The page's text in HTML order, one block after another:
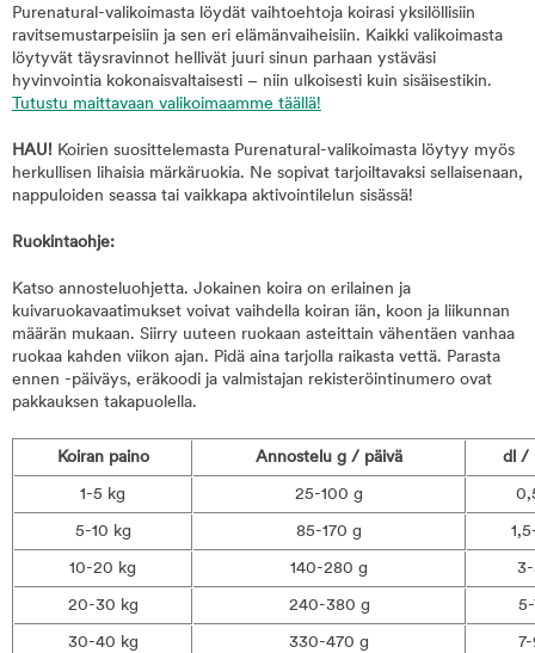
Purenatural-valikoimasta löydät vaihtoehtoja koirasi yksilöllisiin
ravitsemustarpeisiin ja sen eri elämänvaiheisiin. Kaikki valikoimasta
löytyvät täysravinnot hellivät juuri sinun parhaan ystäväsi
hyvinvointia kokonaisvaltaisesti – niin ulkoisesti kuin sisäisestikin.
Tutustu maittavaan valikoimaamme täällä!
HAU! Koirien suosittelemasta Purenatural-valikoimasta löytyy myös
herkullisen lihaisia märkäruokia. Ne sopivat tarjoiltavaksi sellaisenaan,
nappuloiden seassa tai vaikkapa aktivointilelun sisässä!
Ruokintaohje:
Katso annosteluohjetta. Jokainen koira on erilainen ja
kuivaruokavaatimukset voivat vaihdella koiran iän, koon ja liikunnan
määrän mukaan. Siirry uuteen ruokaan asteittain vähentäen vanhaa
ruokaa kahden viikon ajan. Pidä aina tarjolla raikasta vettä. Parasta
ennen -päiväys, eräkoodi ja valmistajan rekisteröintinumero ovat
pakkauksen takapuolella.
Koiran paino Annostelu g / päivä dl /
1-5 kg 25-100 g
5-10 kg 85-170 g
10-20 kg 140-280 g
20-30 kg 240-380 g
30-40 kg 330-470 g